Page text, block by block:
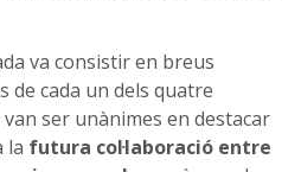
va consistir en breus
de cada un dels quatre
ser unànimes en destacar
la futura col·laboració entre